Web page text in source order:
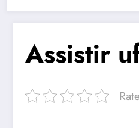
Assistir